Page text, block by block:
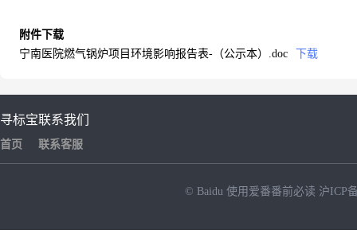
附件下载
宁南医院燃气锅炉项目环境影响报告表-（公示本）.doc
下载
寻标宝
首页
联系我们
联系客服
© Baidu 使用爱番番前必读 沪ICP